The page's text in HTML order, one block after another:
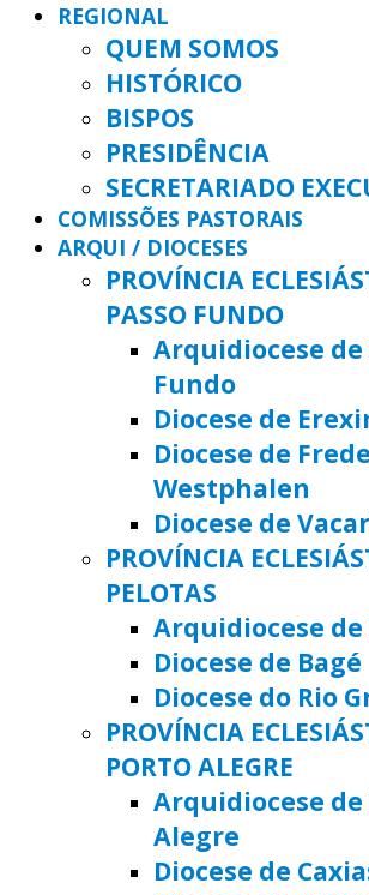
REGIONAL
QUEM SOMOS
HISTÓRICO
BISPOS
PRESIDÊNCIA
SECRETARIADO
COMISSÕES PASTORAIS
ARQUI / DIOCESES
PROVÍNCIA
PASSO FUNDO
Arquidiocese de
Fundo
Diocese de
Diocese de
Westphalen
Diocese de
PROVÍNCIA
PELOTAS
Arquidiocese de
Diocese de Bagé
Diocese do Rio
PROVÍNCIA
PORTO ALEGRE
Arquidiocese
Alegre
Diocese de